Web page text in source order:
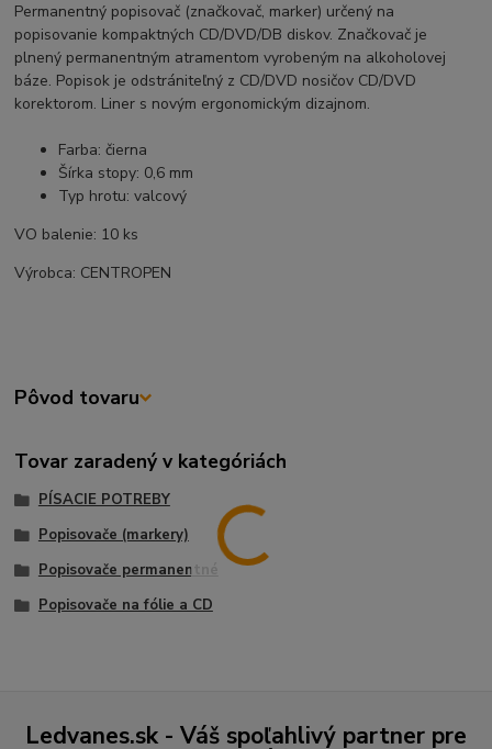
Permanentný popisovač (značkovač, marker) určený na
popisovanie kompaktných CD/DVD/DB diskov. Značkovač je
plnený permanentným atramentom vyrobeným na alkoholovej
báze. Popisok je odstrániteľný z CD/DVD nosičov CD/DVD
korektorom. Liner s novým ergonomickým dizajnom.
Farba: čierna
Šírka stopy: 0,6 mm
Typ hrotu: valcový
VO balenie: 10 ks
Výrobca: CENTROPEN
Pôvod tovaru
Tovar zaradený v kategóriách
PÍSACIE POTREBY
Popisovače (markery)
Popisovače permanentné
Popisovače na fólie a CD
Ledvanes.sk - Váš spoľahlivý partner pre